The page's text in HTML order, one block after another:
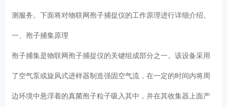
测服务。下面将对物联网孢子捕捉仪的工作原理进行详细介绍。
一、孢子捕集原理
孢子捕集是物联网孢子捕捉仪的关键组成部分之一。该设备采用
了空气泵或旋风式进样器制造强固空气流，在一定的时间内将周
边环境中悬浮着的真菌孢子粒子吸入其中，并在其收集器上面产